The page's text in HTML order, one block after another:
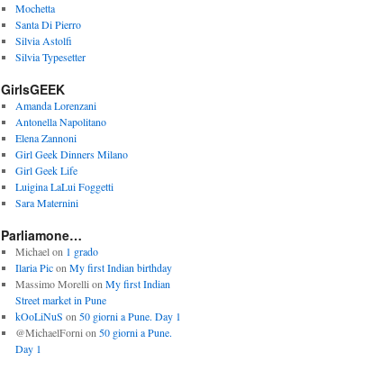
Mochetta
Santa Di Pierro
Silvia Astolfi
Silvia Typesetter
GirlsGEEK
Amanda Lorenzani
Antonella Napolitano
Elena Zannoni
Girl Geek Dinners Milano
Girl Geek Life
Luigina LaLui Foggetti
Sara Maternini
Parliamone…
Michaelon 1 grado
Ilaria Picon My first Indian birthday
Massimo Morelli on My first Indian
Street market in Pune
kOoLiNuS on 50 giorni a Pune. Day 1
@MichaelForni on 50 giorni a Pune.
Day 1